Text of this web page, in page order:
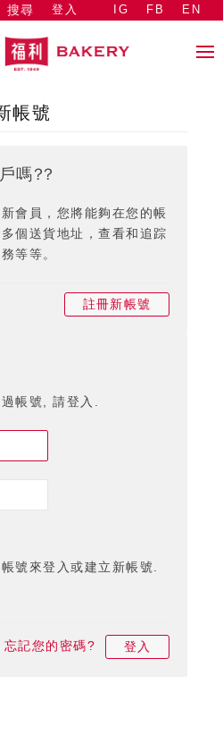
搜尋 登入 IG FB EN
帳號
嗎??
會員，您將能夠在您的帳
個送貨地址，查看和追踪
等等。
註冊新帳號
帳號, 請登入.
號來登入或建立新帳號.
忘記您的密碼? 登入